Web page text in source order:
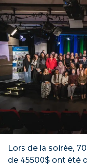
Lors de la soirée,
de 45500$ ont été